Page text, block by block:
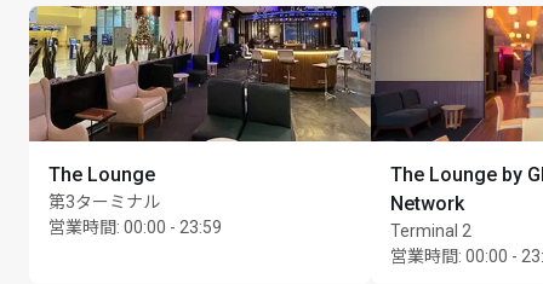
カード保持者1名様につき最大Unlimited名様まで
The Lounge
第3ターミナル
営業時間: 00:00 - 23:59
The Lounge by
Network
Terminal 2
営業時間: 00:00 -